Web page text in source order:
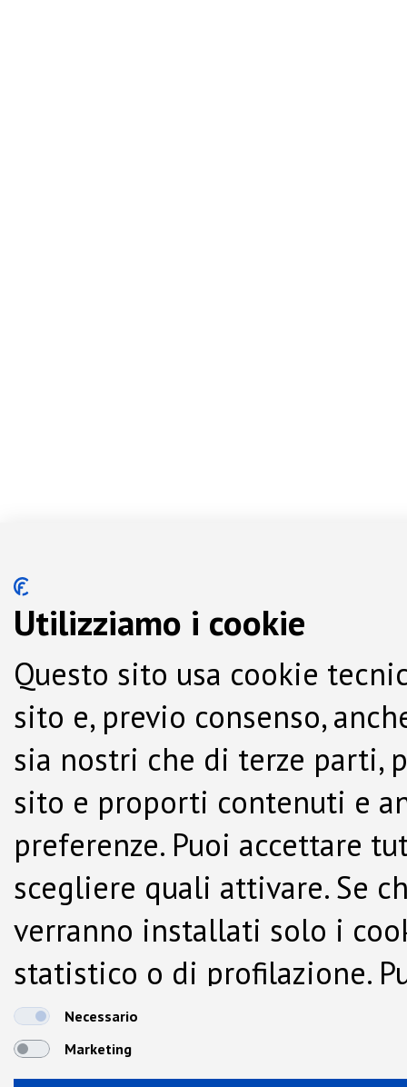
Utilizziamo i cookie
Questo sito usa cookie
sito e, previo consenso,
sia nostri che di terze parti,
sito e proporti contenuti e
preferenze. Puoi accettare
scegliere quali attivare. Se
verranno installati solo i
statistico o di profilazione.
dalla Cookie Policy.
Necessario
Marketing